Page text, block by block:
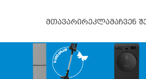
მთავარირეკლამაჩვენ